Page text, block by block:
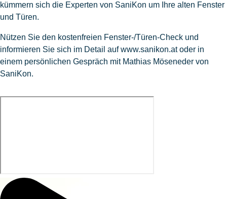
kümmern sich die Experten von SaniKon um Ihre alten Fenster
und Türen.
Nützen Sie den kostenfreien Fenster-/Türen-Check und
informieren Sie sich im Detail auf www.sanikon.at oder in
einem persönlichen Gespräch mit Mathias Möseneder von
SaniKon.